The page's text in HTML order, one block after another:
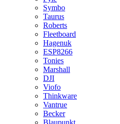
Symbo
Taurus
Roberts
Fleetboard
Hagenuk
ESP8266
Tonies
Marshall
DJI
Viofo
Thinkware
Vantrue
Becker
Blaupunkt